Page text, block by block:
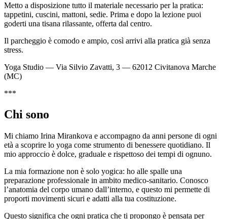
Metto a disposizione tutto il materiale necessario per la pratica:
tappetini, cuscini, mattoni, sedie. Prima e dopo la lezione puoi
goderti una tisana rilassante, offerta dal centro.
Il parcheggio è comodo e ampio, così arrivi alla pratica già senza
stress.
Yoga Studio — Via Silvio Zavatti, 3 — 62012 Civitanova Marche
(MC)
***
Chi sono
Mi chiamo Irina Mirankova e accompagno da anni persone di ogni
età a scoprire lo yoga come strumento di benessere quotidiano. Il
mio approccio è dolce, graduale e rispettoso dei tempi di ognuno.
La mia formazione non è solo yogica: ho alle spalle una
preparazione professionale in ambito medico-sanitario. Conosco
l’anatomia del corpo umano dall’interno, e questo mi permette di
proporti movimenti sicuri e adatti alla tua costituzione.
Questo significa che ogni pratica che ti propongo è pensata per